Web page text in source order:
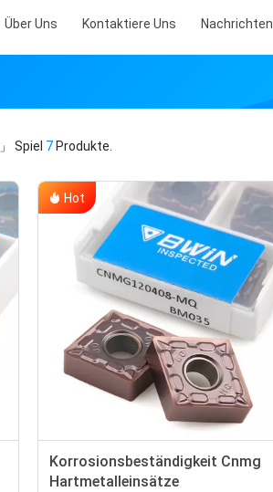
Über Uns Kontaktiere Uns Nachrichten
Spiel 7 Produkte.
Hot
Korrosionsbeständigkeit Cnmg
Hartmetalleinsätze